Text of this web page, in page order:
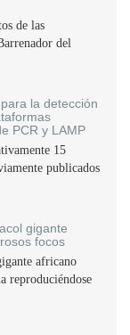
de las
del
la detección
PCR y LAMP
15
publicados
gigante
focos
africano
reproduciéndose